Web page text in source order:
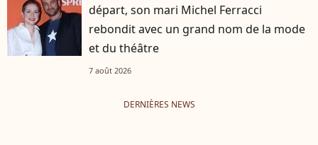
départ, son mari Michel Ferracci
rebondit avec un grand nom de la mode
et du théâtre
7 août 2026
DERNIÈRES NEWS